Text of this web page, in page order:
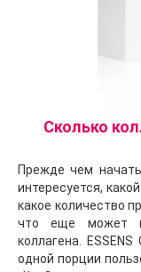
Сколько
Прежде чем
интересуется,
какое количество
что еще может
коллагена.
одной порции